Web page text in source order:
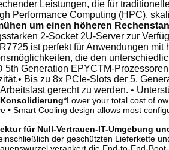
Leistungen, die für
Performance Computing (HPC),
um einen höheren
2-Socket 2U-Server zur
ist perfekt für Anwendungen
die den
5th Generation EPYCTM-
Bis zu 8x PCIe-Slots der 5.
gerecht zu werden. •
Lower your total cost of
• Smart Cooling design allows most
für Null-Vertrauen-IT-Umgebung
der geschützten Lieferkette